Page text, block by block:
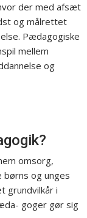
der med afsæt
og målrettet
Pædagogiske
mellem
og
omsorg,
børns og unges
grundvilkår i
goger gør sig